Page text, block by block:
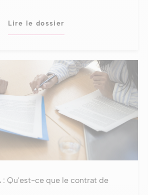
Lire le dossier
: Qu'est-ce que le contrat de